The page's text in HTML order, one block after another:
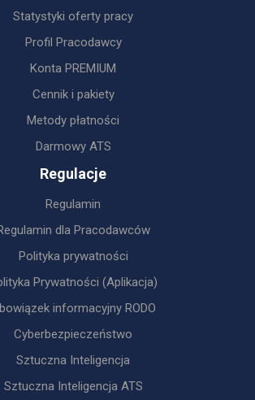
Statystyki oferty pracy
Profil Pracodawcy
Konta PREMIUM
Cennik i pakiety
Metody płatności
Darmowy ATS
Regulacje
Regulamin
dla Pracodawców
Polityka prywatności
Prywatności (Aplikacja)
informacyjny RODO
Cyberbezpieczeństwo
Sztuczna Inteligencja
Sztuczna Inteligencja ATS